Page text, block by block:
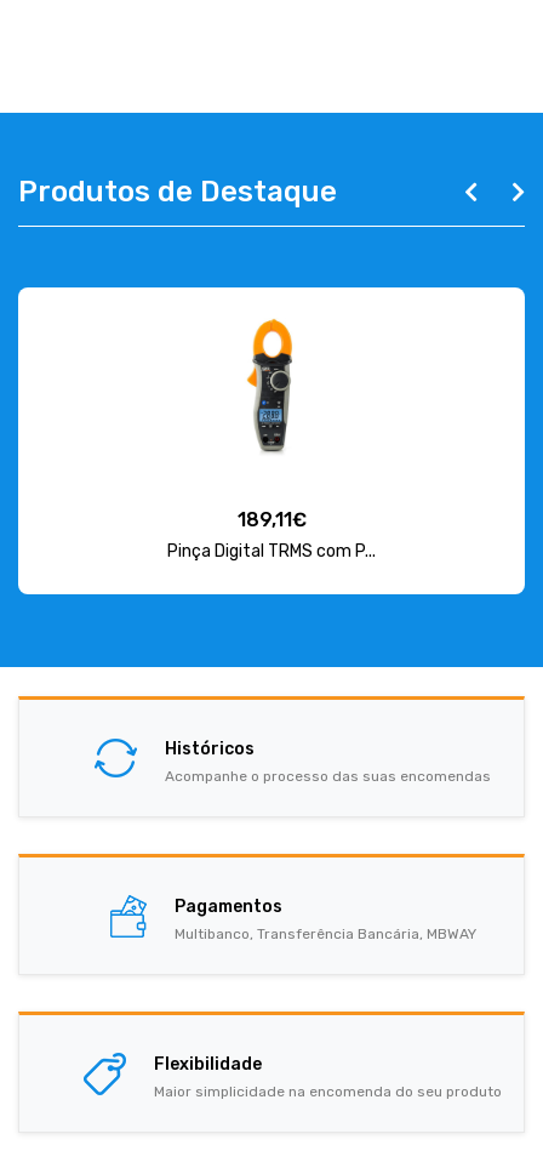
Produtos de Destaque
189,11€
Pinça Digital TRMS com P...
Históricos
Acompanhe o processo das suas encomendas
Pagamentos
Multibanco, Transferência Bancária, MBWAY
Flexibilidade
Maior simplicidade na encomenda do seu produto